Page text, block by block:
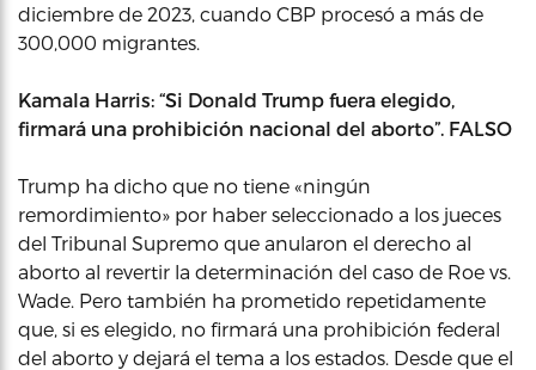
diciembre de 2023, cuando CBP procesó a más de
300,000 migrantes.
Kamala Harris: “Si Donald Trump fuera elegido,
firmará una prohibición nacional del aborto”. FALSO
Trump ha dicho que no tiene «ningún
remordimiento» por haber seleccionado a los jueces
del Tribunal Supremo que anularon el derecho al
aborto al revertir la determinación del caso de Roe vs.
Wade. Pero también ha prometido repetidamente
que, si es elegido, no firmará una prohibición federal
del aborto y dejará el tema a los estados. Desde que el